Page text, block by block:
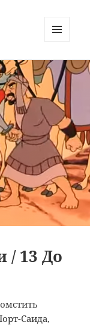
ВИДЖЕТЫ
/ 13 До
Саида,